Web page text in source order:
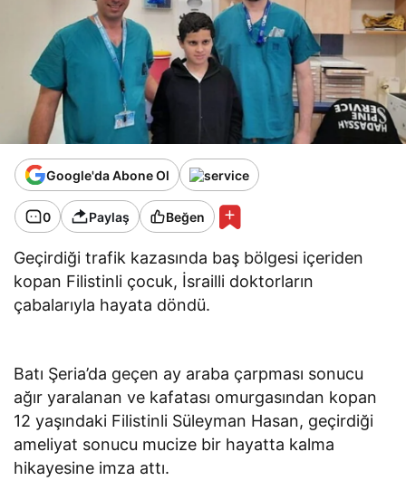
Google'da Abone Ol
0 Paylaş Beğen
Geçirdiği trafik kazasında baş bölgesi içeriden
kopan Filistinli çocuk, İsrailli doktorların
çabalarıyla hayata döndü.
Batı Şeria’da geçen ay araba çarpması sonucu
ağır yaralanan ve kafatası omurgasından kopan
12 yaşındaki Filistinli Süleyman Hasan, geçirdiği
ameliyat sonucu mucize bir hayatta kalma
hikayesine imza attı.